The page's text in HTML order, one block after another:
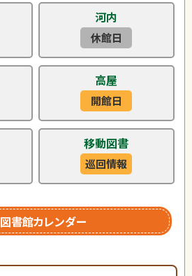
河内
休館日
高屋
開館日
移動図書
巡回情報
図書館カレンダー